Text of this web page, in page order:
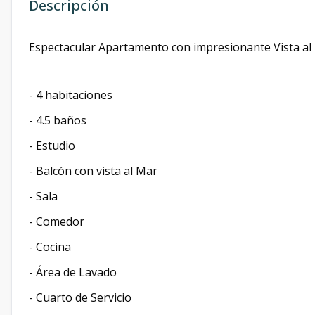
Descripción
Espectacular Apartamento con impresionante Vista
- 4 habitaciones
- ⁠4.5 baños
- ⁠Estudio
- ⁠Balcón con vista al Mar
- ⁠Sala
- ⁠Comedor
- ⁠Cocina
- ⁠Área de Lavado
- ⁠Cuarto de Servicio